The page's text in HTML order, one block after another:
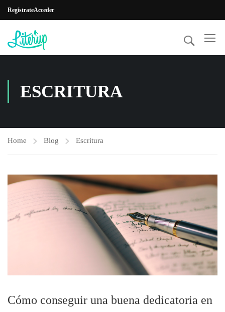
RegístrateAcceder
ESCRITURA
Home Blog Escritura
Cómo conseguir una buena dedicatoria en